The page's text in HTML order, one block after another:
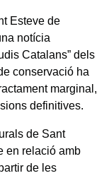
Esteve de
notícia
Catalans” dels
conservació ha
marginal,
definitives.
de Sant
en relació amb
de les